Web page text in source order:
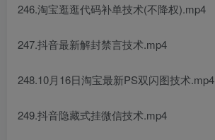
246.淘宝逛逛代码补单技术(不降权).mp4
247.抖音最新解封禁言技术.mp4
248.10月16日淘宝最新PS双闪图技术.mp4
249.抖音隐藏式挂微信技术.mp4